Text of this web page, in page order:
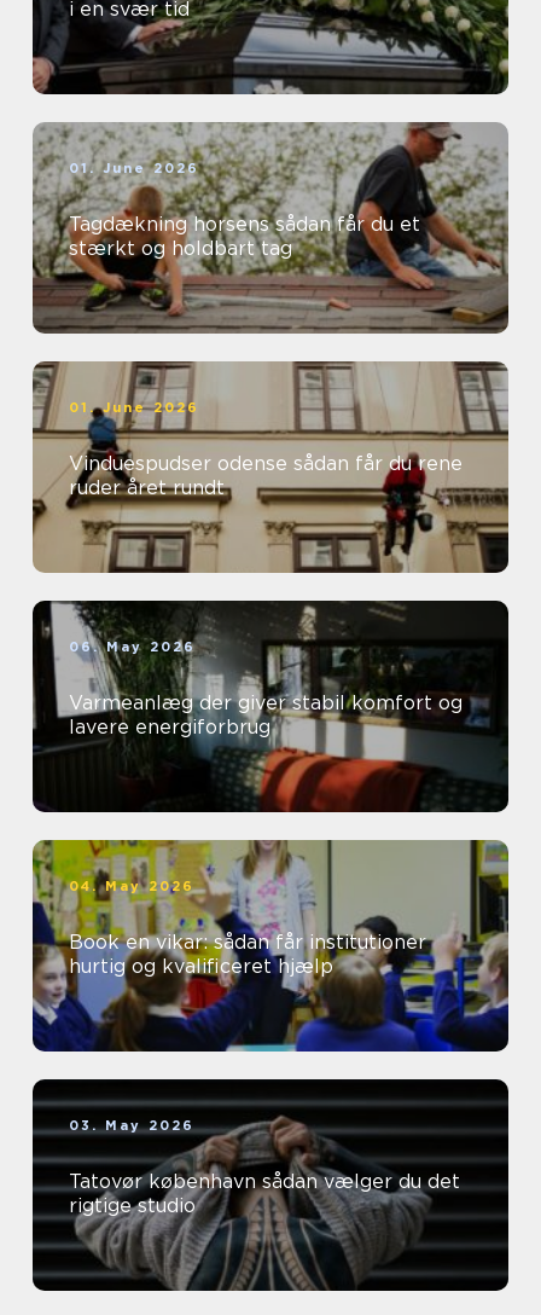
i en svær tid
01. June 2026
Tagdækning horsens sådan får du et
stærkt og holdbart tag
01. June 2026
Vinduespudser odense sådan får du rene
ruder året rundt
06. May 2026
Varmeanlæg der giver stabil komfort og
lavere energiforbrug
04. May 2026
Book en vikar: sådan får institutioner
hurtig og kvalificeret hjælp
03. May 2026
Tatovør københavn sådan vælger du det
rigtige studio